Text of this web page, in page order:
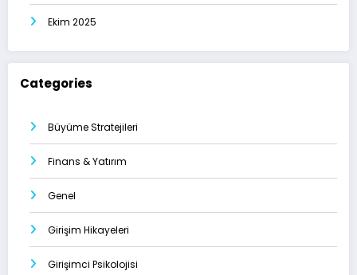
Ekim 2025
Categories
Büyüme Stratejileri
Finans & Yatırım
Genel
Girişim Hikayeleri
Girişimci Psikolojisi